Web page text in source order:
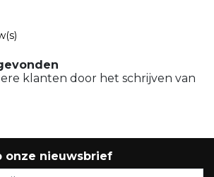
klanten door het schrijven van
onze nieuwsbrief